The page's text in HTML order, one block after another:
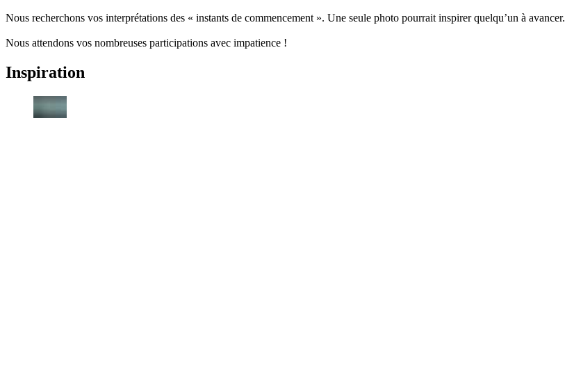
Nous recherchons vos interprétations des « instants de commencement ». Une seule photo pourrait inspirer quelqu’un à avancer.
Nous attendons vos nombreuses participations avec impatience !
Inspiration